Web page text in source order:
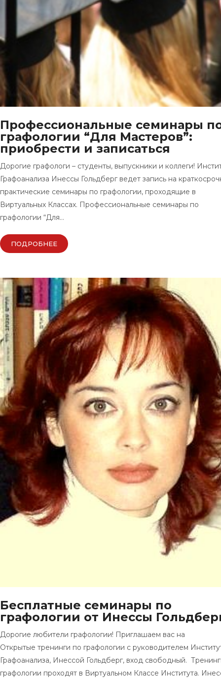
Профессиональные семинары
графологии “Для Мастеров”:
приобрести и записаться
Дорогие графологи – студенты, выпускники и коллеги!
Графоанализа Инессы Гольдберг ведет запись на
практические семинары по графологии, проходящие в
Виртуальных Классах. Профессиональные семинары по
графологии “Для…
ПОДРОБНЕЕ
Бесплатные семинары по
графологии от Инессы
Дорогие любители графологии! Приглашаем вас на
Открытые тренинги по графологии с руководителем
Графоанализа, Инессой Гольдберг, вход свободный.
графологии проходят в Виртуальном Классе Института.